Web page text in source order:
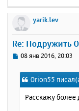
yarik.lev
Re: Подружить
С
о
б
08 янв 2016, 20:03
Orion55
Расскажу более